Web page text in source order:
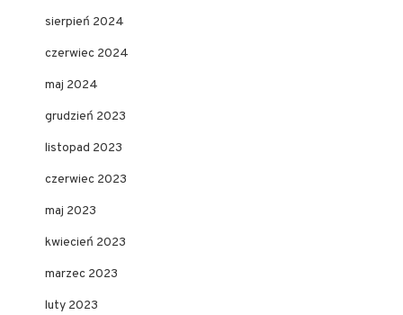
sierpień 2024
czerwiec 2024
maj 2024
grudzień 2023
listopad 2023
czerwiec 2023
maj 2023
kwiecień 2023
marzec 2023
luty 2023